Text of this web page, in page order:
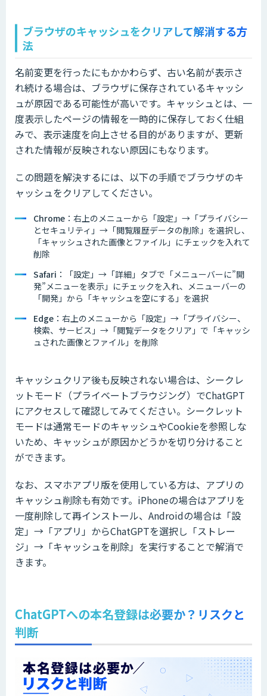
ブラウザのキャッシュをクリアして解消する方
法
名前変更を行ったにもかかわらず、古い名前が表示さ
れ続ける場合は、ブラウザに保存されているキャッシ
ュが原因である可能性が高いです。キャッシュとは、一
度表示したページの情報を一時的に保存しておく仕組
みで、表示速度を向上させる目的がありますが、更新
された情報が反映されない原因にもなります。
この問題を解決するには、以下の手順でブラウザのキ
ャッシュをクリアしてください。
Chrome ：右上のメニューから「設定」→「プライバシー
とセキュリティ」→「閲覧履歴データの削除」を選択し、
「キャッシュされた画像とファイル」にチェックを入れて
削除
Safari ：「設定」→「詳細」タブで「メニューバーに”開
発”メニューを表示」にチェックを入れ、メニューバーの
「開発」から「キャッシュを空にする」を選択
Edge ：右上のメニューから「設定」→「プライバシー、
検索、サービス」→「閲覧データをクリア」で「キャッシ
ュされた画像とファイル」を削除
キャッシュクリア後も反映されない場合は、シークレ
ットモード（プライベートブラウジング）でChatGPT
にアクセスして確認してみてください。シークレット
モードは通常モードのキャッシュやCookieを参照しな
いため、キャッシュが原因かどうかを切り分けること
ができます。
なお、スマホアプリ版を使用している方は、アプリの
キャッシュ削除も有効です。iPhoneの場合はアプリを
一度削除して再インストール、Androidの場合は「設
定」→「アプリ」からChatGPTを選択し「ストレー
ジ」→「キャッシュを削除」を実行することで解消で
きます。
ChatGPTへの本名登録は必要か？リスクと
判断